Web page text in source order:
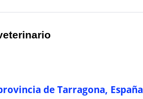
de Tarragona, España